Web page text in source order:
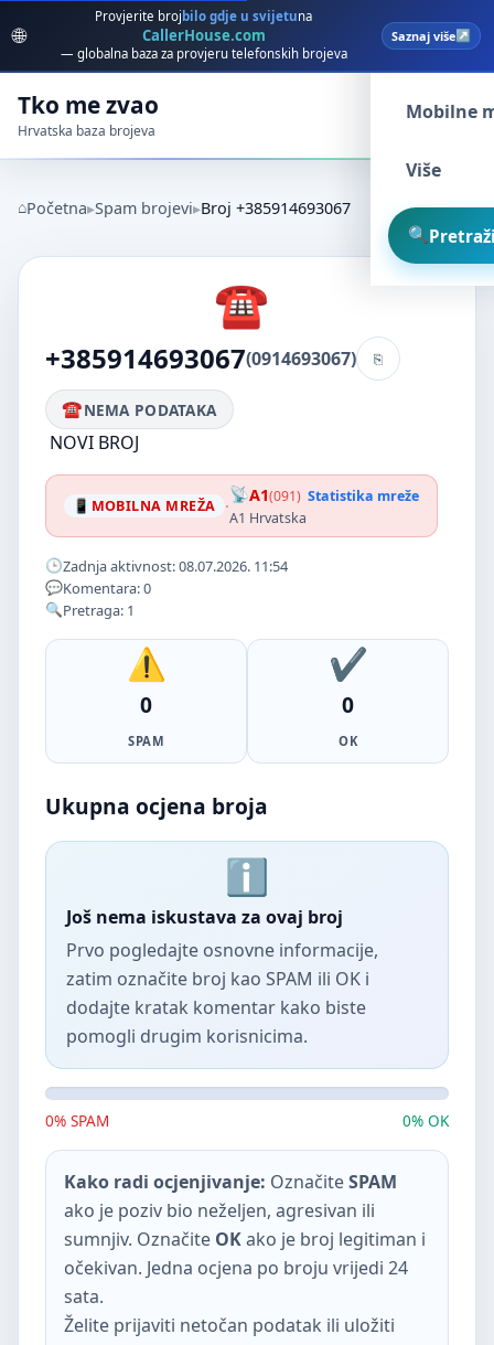
🌐
Provjerite broj bilo gdje u svijetuna
CallerHouse.com
— globalna baza za provjeru telefonskih brojeva
Saznaj više
Tko me zvao
Hrvatska baza brojeva
Spam
Mobilne
Više
Početna Spam brojevi Broj +385914693067
+385914693067(0914693067)
NEMA PODATAKA
NOVI BROJ
MOBILNA MREŽA · A1(091) Statistika mreže
A1 Hrvatska
Zadnja aktivnost: 08.07.2026. 11:54
Komentara: 0
Pretraga: 1
0
SPAM
0
OK
Ukupna ocjena broja
Još nema iskustava za ovaj broj
Prvo pogledajte osnovne informacije,
zatim označite broj kao SPAM ili OK i
dodajte kratak komentar kako biste
pomogli drugim korisnicima.
0% SPAM 0% OK
Kako radi ocjenjivanje: OznačiteSPAM
ako je poziv bio neželjen, agresivan ili
sumnjiv. Označite OKako je broj legitiman i
očekivan. Jedna ocjena po broju vrijedi 24
sata.
Želite prijaviti netočan podatak ili uložiti